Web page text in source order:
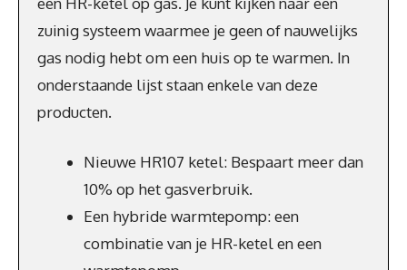
zuinig systeem waarmee je geen of nauwelijks
gas nodig hebt om een huis op te warmen. In
onderstaande lijst staan enkele van deze
producten.
Nieuwe HR107 ketel: Bespaart meer dan
10% op het gasverbruik.
Een hybride warmtepomp: een
combinatie van je HR-ketel en een